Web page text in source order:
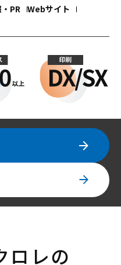
PR Webサイト
ロレの